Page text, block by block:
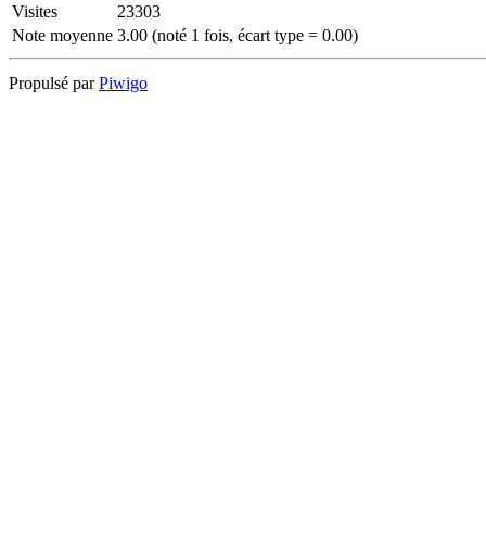
Visites
23303
Note moyenne 3.00 (noté 1 fois, écart type = 0.00)
Propulsé parPiwigo